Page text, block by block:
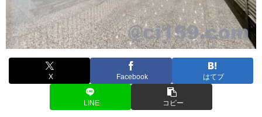
X Facebook はてブ
LINE コピー